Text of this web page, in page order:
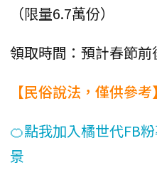
（限量6.7萬份）
領取時間：預計春節前
【民俗說法，僅供參考】
🍊點我加入橘世代FB
景